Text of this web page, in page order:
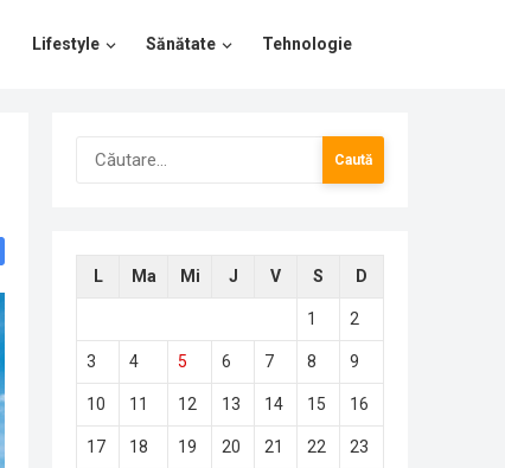
Lifestyle Sănătate Tehnologie
Caută
după:
L Ma Mi J V S D
1 2
3 4 5 6 7 8 9
10 11 12 13 14 15 16
17 18 19 20 21 22 23